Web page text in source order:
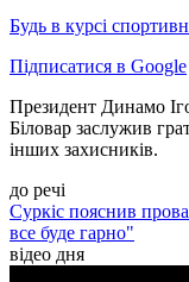
Будь в курсі
Підписатися в Google
Президент Динамо
Біловар заслужив
інших захисників.
до речі
Суркіс пояснив
все буде гарно"
відео дня